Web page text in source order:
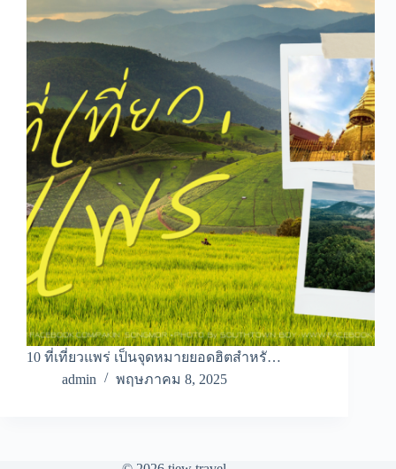
10 ที่เที่ยวแพร่ เป็นจุดหมายยอดฮิตสำหรั…
admin
พฤษภาคม 8, 2025